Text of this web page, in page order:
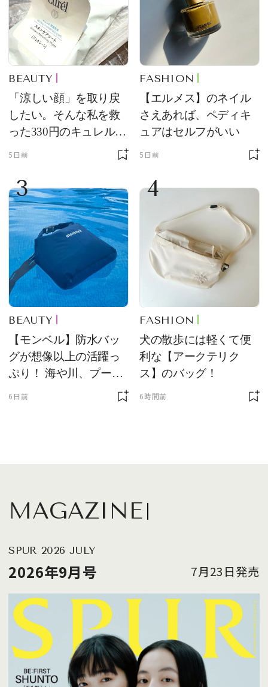
BEAUTY
「涼しい顔」を取り戻
したい。そんな私を救
った330円のキュレル名
5日前
FASHION
【エルメス】のネイル
さえあれば、ペディキ
ュアはセルフがいい
5日前
3
BEAUTY
【モンベル】防水バッ
グが想像以上の活躍っ
ぷり！ 海や川、プール
6日前
4
FASHION
犬の散歩には軽くて便
利な【アークテリク
ス】のバッグ！
6時間前
MAGAZINE
SPUR 2026 JULY
2026年9月号 7月23日発売